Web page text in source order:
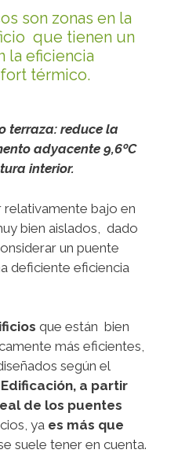
son zonas en la
que tienen un
la eficiencia
térmico.
terraza: reduce la
adyacente 9,6ºC
interior.
bajo en
bien aislados, dado
un puente
deficiente eficiencia
que están bien
más eficientes,
según el
a partir
de los puentes
ya es más que
suele tener en cuenta.